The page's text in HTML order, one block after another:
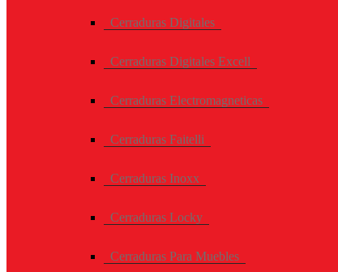
Cerraduras Digitales
Cerraduras Digitales Excell
Cerraduras Electromagneticas
Cerraduras Faitelli
Cerraduras Inoxx
Cerraduras Locky
Cerraduras Para Muebles